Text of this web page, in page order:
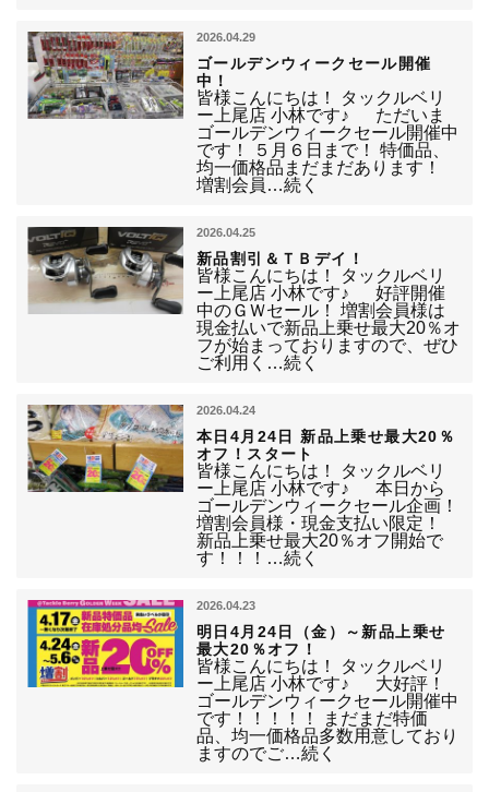
2026.04.29
ゴールデンウィークセール開催
中！
皆様こんにちは！ タックルベリ
ー上尾店 小林です♪ ただいま
ゴールデンウィークセール開催中
です！ ５月６日まで！ 特価品、
均一価格品まだまだあります！
増割会員…続く
2026.04.25
新品割引＆ＴＢデイ！
皆様こんにちは！ タックルベリ
ー上尾店 小林です♪ 好評開催
中のＧＷセール！ 増割会員様は
現金払いで新品上乗せ最大20％オ
フが始まっておりますので、ぜひ
ご利用く…続く
2026.04.24
本日4月24日 新品上乗せ最大20％
オフ！スタート
皆様こんにちは！ タックルベリ
ー上尾店 小林です♪ 本日から
ゴールデンウィークセール企画！
増割会員様・現金支払い限定！
新品上乗せ最大20％オフ開始で
す！！！…続く
2026.04.23
明日4月24日（金）～新品上乗せ
最大20％オフ！
皆様こんにちは！ タックルベリ
ー上尾店 小林です♪ 大好評！
ゴールデンウィークセール開催中
です！！！！！ まだまだ特価
品、均一価格品多数用意しており
ますのでご…続く